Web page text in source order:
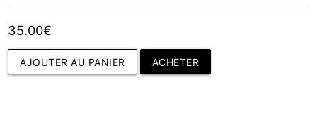
35.00€
AJOUTER AU PANIER ACHETER